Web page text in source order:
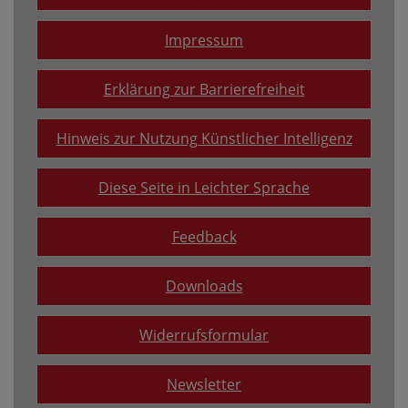
Impressum
Erklärung zur Barrierefreiheit
Hinweis zur Nutzung Künstlicher Intelligenz
Diese Seite in Leichter Sprache
Feedback
Downloads
Widerrufsformular
Newsletter